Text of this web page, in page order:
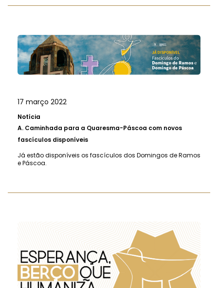
17 março 2022
Notícia
A. Caminhada para a Quaresma-Páscoa com novos
fascículos disponíveis
Já estão disponíveis os fascículos dos Domingos de Ramos
e Páscoa.